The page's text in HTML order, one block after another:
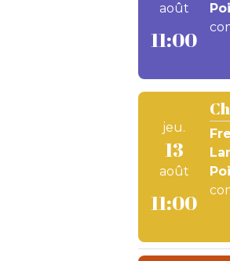
août
11:00
jeu.
13
août
11:00